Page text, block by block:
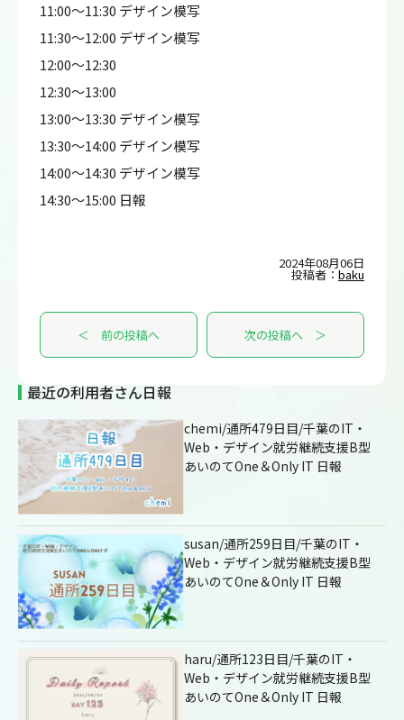
11:00～11:30 デザイン模写
11:30～12:00 デザイン模写
12:00～12:30
12:30～13:00
13:00～13:30 デザイン模写
13:30～14:00 デザイン模写
14:00～14:30 デザイン模写
14:30～15:00 日報
2024年08月06日
投稿者： baku
＜ 前の投稿へ 次の投稿へ ＞
最近の利用者さん日報
chemi/通所479日目/千葉のIT・
Web・デザイン就労継続支援B型
あいのてOne＆Only IT 日報
susan/通所259日目/千葉のIT・
Web・デザイン就労継続支援B型
あいのてOne＆Only IT 日報
haru/通所123日目/千葉のIT・
Web・デザイン就労継続支援B型
あいのてOne＆Only IT 日報